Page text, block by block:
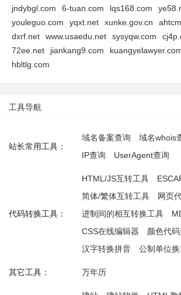
jndybgl.com 6-tuan.com lqs168.com
youleguo.com
yqxt.net xunke.gov.cn
dxrf.net
www.usaedu.net sysyqw.com
72ee.net
jiankang9.com
hbltlg.com
工具导航
站长常用工具：
域名备案查询 域名whois
IP查询
UserAgent查询
代码转换工具：
HTML/JS互转工具
简体/繁体互转工具
网页
进制间的相互转换工具
CSS在线编辑器
颜色代
汉字转换拼音
公制单位
其它工具： 万年历